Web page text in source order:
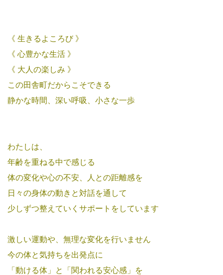
《 生きるよころび 》
《 心豊かな生活 》
《 大人の楽しみ 》
この田舎町だからこそできる
静かな時間、深い呼吸、小さな一歩
わたしは、
年齢を重ねる中で感じる
体の変化や心の不安、人との距離感を
日々の身体の動きと対話を通して
少しずつ整えていくサポートをしています
激しい運動や、無理な変化を行いません
今の体と気持ちを出発点に
「動ける体」と「関われる安心感」を